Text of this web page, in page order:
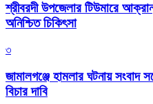
শ্রীবরদী উপজেলার টিউমারে
অনিশ্চিত চিকিৎসা
৩
জামালগঞ্জে হামলার ঘটনায় সংবাদ
বিচার দাবি